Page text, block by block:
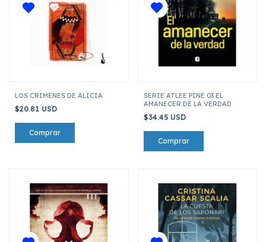
LOS CRIMENES DE ALICIA
$20.81 USD
SERIE ATLEE PINE 03 EL
AMANECER DE LA VERDAD
$34.45 USD